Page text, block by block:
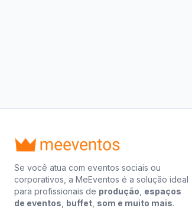
Se você atua com eventos sociais ou
corporativos, a MeEventos é a solução ideal
para profissionais de produção espaços
de eventos buffet som e muito mais.